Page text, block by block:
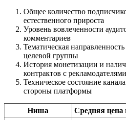
Общее количество
естественного прироста
Уровень вовлеченности
комментариев
Тематическая
целевой группы
История монетизации и
контрактов с рекламодателями
Техническое состояние
стороны платформы
Ниша Средняя цена